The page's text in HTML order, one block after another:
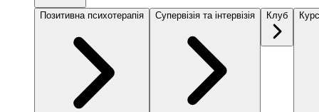
Позитивна психотерапія Супервізія та інтервізія Клуб